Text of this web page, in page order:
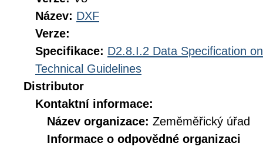
Název: DXF
Verze:
Specifikace: D2.8.I.2 Data Specification
Technical Guidelines
Distributor
Kontaktní informace:
Název organizace: Zeměměřický úřad
Informace o odpovědné organizaci